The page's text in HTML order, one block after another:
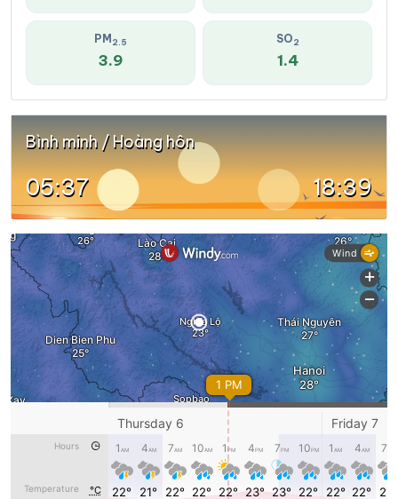
PM 2.5
3.9
SO2
1.4
Bình minh / Hoàng hôn
05:37 18:39